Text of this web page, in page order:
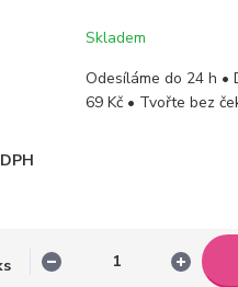
Skladem
Odesíláme do 24 h •
69 Kč • Tvořte bez